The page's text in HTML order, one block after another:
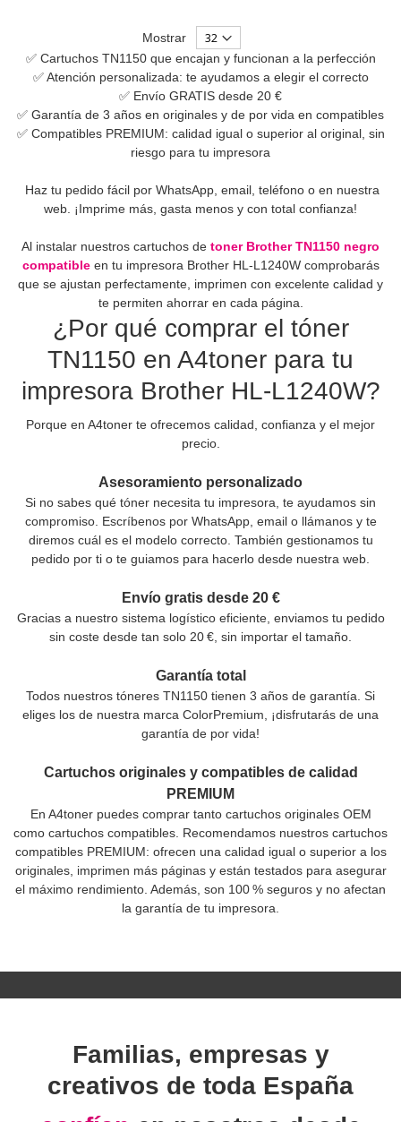
Mostrar
✅ Cartuchos TN1150 que encajan y funcionan a la perfección
✅ Atención personalizada: te ayudamos a elegir el correcto
✅ Envío GRATIS desde 20 €
✅ Garantía de 3 años en originales y de por vida en compatibles
✅ Compatibles PREMIUM: calidad igual o superior al original, sin
riesgo para tu impresora
Haz tu pedido fácil por WhatsApp, email, teléfono o en nuestra
web. ¡Imprime más, gasta menos y con total confianza!
Al instalar nuestros cartuchos de toner Brother TN1150 negro
compatibleen tu impresora Brother HL-L1240W comprobarás
que se ajustan perfectamente, imprimen con excelente calidad y
te permiten ahorrar en cada página.
¿Por qué comprar el tóner
TN1150 en A4toner para tu
impresora Brother HL-L1240W?
Porque en A4toner te ofrecemos calidad, confianza y el mejor
precio.
Asesoramiento personalizado
Si no sabes qué tóner necesita tu impresora, te ayudamos sin
compromiso. Escríbenos por WhatsApp, email o llámanos y te
diremos cuál es el modelo correcto. También gestionamos tu
pedido por ti o te guiamos para hacerlo desde nuestra web.
Envío gratis desde 20 €
Gracias a nuestro sistema logístico eficiente, enviamos tu pedido
sin coste desde tan solo 20 €, sin importar el tamaño.
Garantía total
Todos nuestros tóneres TN1150 tienen 3 años de garantía. Si
eliges los de nuestra marca ColorPremium, ¡disfrutarás de una
garantía de por vida!
Cartuchos originales y compatibles de calidad
PREMIUM
En A4toner puedes comprar tanto cartuchos originales OEM
como cartuchos compatibles. Recomendamos nuestros cartuchos
compatibles PREMIUM: ofrecen una calidad igual o superior a los
originales, imprimen más páginas y están testados para asegurar
el máximo rendimiento. Además, son 100 % seguros y no afectan
la garantía de tu impresora.
Familias, empresas y
creativos de toda España